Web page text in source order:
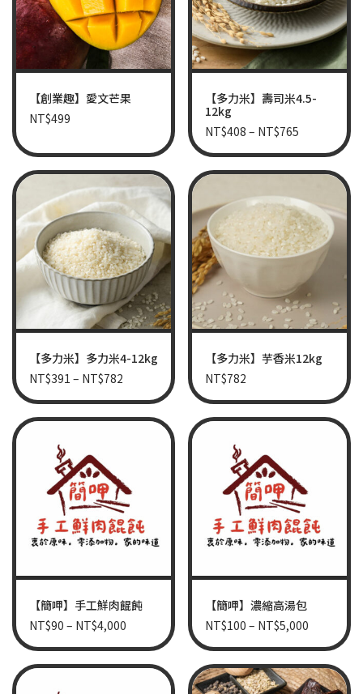
【創業趣】愛文芒果
NT$499
【多力米】壽司米4.5-
12kg
NT$408 – NT$765
【多力米】多力米4-12kg
NT$391 – NT$782
【多力米】芋香米12kg
NT$782
【簡呷】手工鮮肉餛飩
NT$90 – NT$4,000
【簡呷】濃縮高湯包
NT$100 – NT$5,000